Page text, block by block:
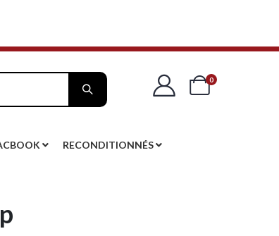
Cart
0articles
RECONDITIONNÉS